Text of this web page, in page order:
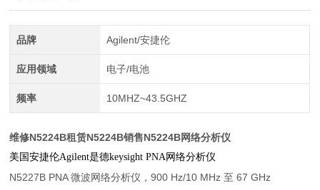
品牌 Agilent/安捷伦
应用领域 电子/电池
频率 10MHZ~43.5GHZ
维修N5224B租赁N5224B销售N5224B网络分析仪
美国安捷伦Agilent是德keysight PNA网络分析仪
N5227B PNA 微波网络分析仪，900 Hz/10 MHz 至 67 GHz